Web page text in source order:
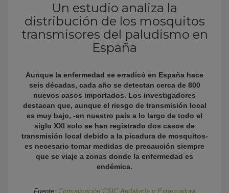
Un estudio analiza la
distribución de los mosquitos
transmisores del paludismo en
España
Aunque la enfermedad se erradicó en España hace
seis décadas, cada año se detectan cerca de 800
nuevos casos importados. Los investigadores
destacan que, aunque el riesgo de transmisión local
es muy bajo, -en nuestro país a lo largo de todo el
siglo XXI solo se han registrado dos casos de
transmisión local debido a la picadura de mosquitos-
es necesario tomar medidas de precaución siempre
que se viaje a zonas donde la enfermedad es
endémica.
Fuente: Comunicación CSIC Andalucía y Extremadura